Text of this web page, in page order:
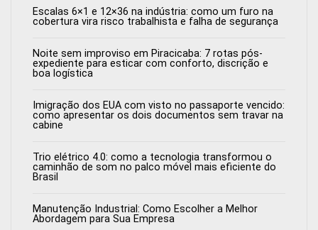
Escalas 6×1 e 12×36 na indústria: como um furo na
cobertura vira risco trabalhista e falha de segurança
Noite sem improviso em Piracicaba: 7 rotas pós-
expediente para esticar com conforto, discrição e
boa logística
Imigração dos EUA com visto no passaporte vencido:
como apresentar os dois documentos sem travar na
cabine
Trio elétrico 4.0: como a tecnologia transformou o
caminhão de som no palco móvel mais eficiente do
Brasil
Manutenção Industrial: Como Escolher a Melhor
Abordagem para Sua Empresa